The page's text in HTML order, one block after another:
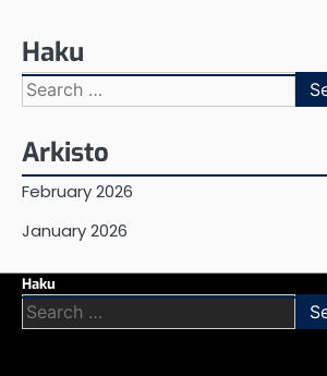
Haku
Search
for:
Arkisto
February 2026
January 2026
Haku
Search
for: